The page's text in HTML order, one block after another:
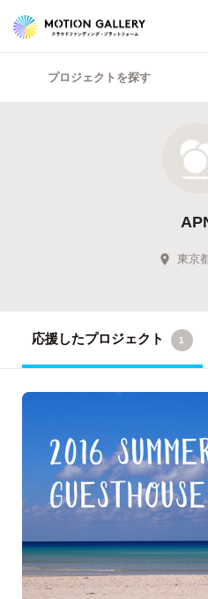
プロジェクトを探す
東京
応援したプロジェクト 1